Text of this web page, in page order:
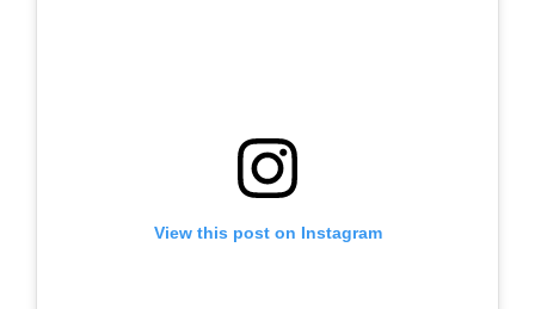
View this post on Instagram